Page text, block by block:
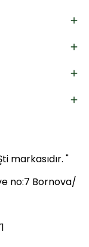
markasıdır. "
no:7 Bornova/